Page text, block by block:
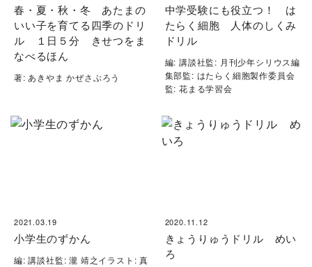
春・夏・秋・冬 あたまの
いい子を育てる四季のドリ
ル １日５分 きせつをま
なべるほん
著: あきやま かぜさぶろう
中学受験にも役立つ！ は
たらく細胞 人体のしくみ
ドリル
編: 講談社監: 月刊少年シリウス編
集部監: はたらく細胞製作委員会
監: 花まる学習会
2021.03.19
小学生のずかん
編: 講談社監: 瀧 靖之イラスト: 真
2020.11.12
きょうりゅうドリル めい
ろ